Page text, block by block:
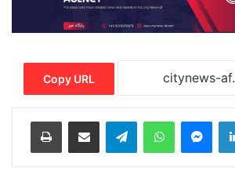
Copy URL
LinkedIn
Messenger
WhatsApp
Telegram
Share via Email
Print